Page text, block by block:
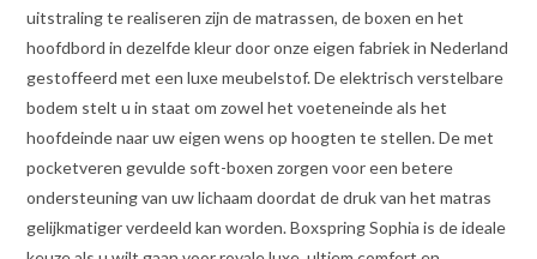
uitstraling te realiseren zijn de matrassen, de boxen en het
hoofdbord in dezelfde kleur door onze eigen fabriek in Nederland
gestoffeerd met een luxe meubelstof. De elektrisch verstelbare
bodem stelt u in staat om zowel het voeteneinde als het
hoofdeinde naar uw eigen wens op hoogten te stellen. De met
pocketveren gevulde soft-boxen zorgen voor een betere
ondersteuning van uw lichaam doordat de druk van het matras
gelijkmatiger verdeeld kan worden. Boxspring Sophia is de ideale